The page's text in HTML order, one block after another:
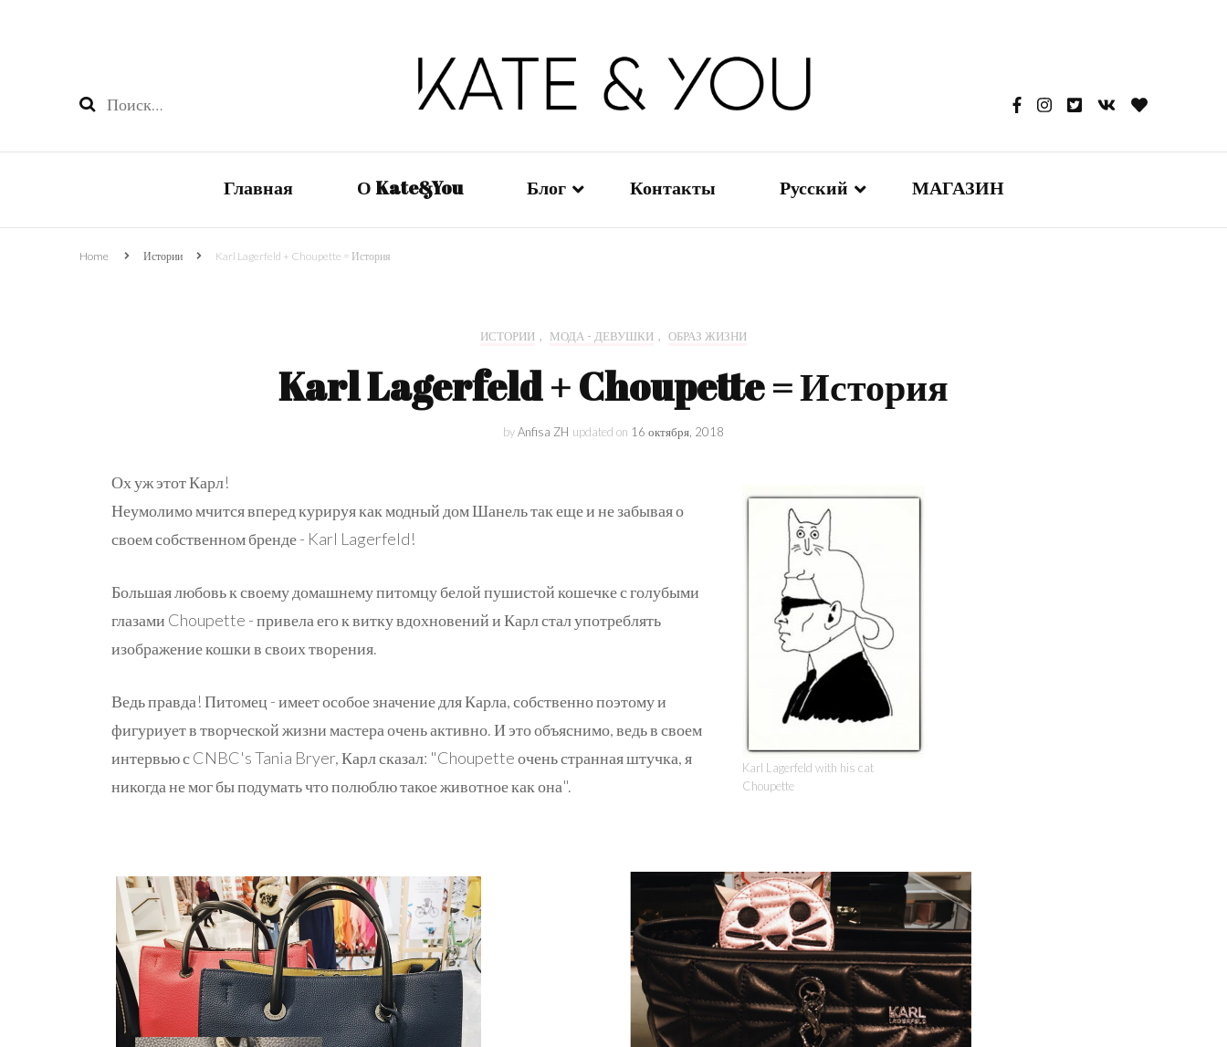
Найти:
Главная О Kate&You Блог
Мода — Дети
Контакты Русский МАГАЗИН
Home Истории Karl Lagerfeld + Choupette = История
ИСТОРИИ , МОДА - ДЕВУШКИ , ОБРАЗ ЖИЗНИ
Karl Lagerfeld + Choupette = История
byAnfisa ZH updated on 16 октября, 2018
Ох уж этот Карл!
Неумолимо мчится вперед курируя как модный дом Шанель так еще и не забывая о
своем собственном бренде - Karl Lagerfeld!
Большая любовь к своему домашнему питомцу белой пушистой кошечке с голубыми
глазами Choupette - привела его к витку вдохновений и Карл стал употреблять
изображение кошки в своих творения.
Ведь правда! Питомец - имеет особое значение для Карла, собственно поэтому и
фигуриует в творческой жизни мастера очень активно. И это объяснимо, ведь в своем
интервью с CNBC's Tania Bryer, Карл сказал: "Choupette очень странная штучка, я
никогда не мог бы подумать что полюблю такое животное как она".
Karl Lagerfeld with his cat
Choupette